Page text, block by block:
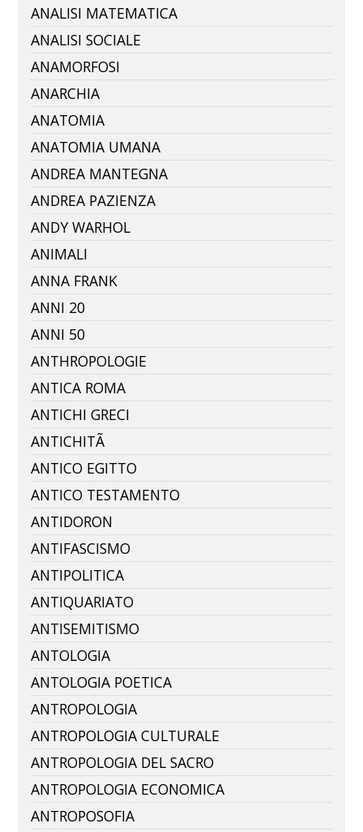
ANALISI MATEMATICA
ANALISI SOCIALE
ANAMORFOSI
ANARCHIA
ANATOMIA
ANATOMIA UMANA
ANDREA MANTEGNA
ANDREA PAZIENZA
ANDY WARHOL
ANIMALI
ANNA FRANK
ANNI 20
ANNI 50
ANTHROPOLOGIE
ANTICA ROMA
ANTICHI GRECI
ANTICHITÃ
ANTICO EGITTO
ANTICO TESTAMENTO
ANTIDORON
ANTIFASCISMO
ANTIPOLITICA
ANTIQUARIATO
ANTISEMITISMO
ANTOLOGIA
ANTOLOGIA POETICA
ANTROPOLOGIA
ANTROPOLOGIA CULTURALE
ANTROPOLOGIA DEL SACRO
ANTROPOLOGIA ECONOMICA
ANTROPOSOFIA